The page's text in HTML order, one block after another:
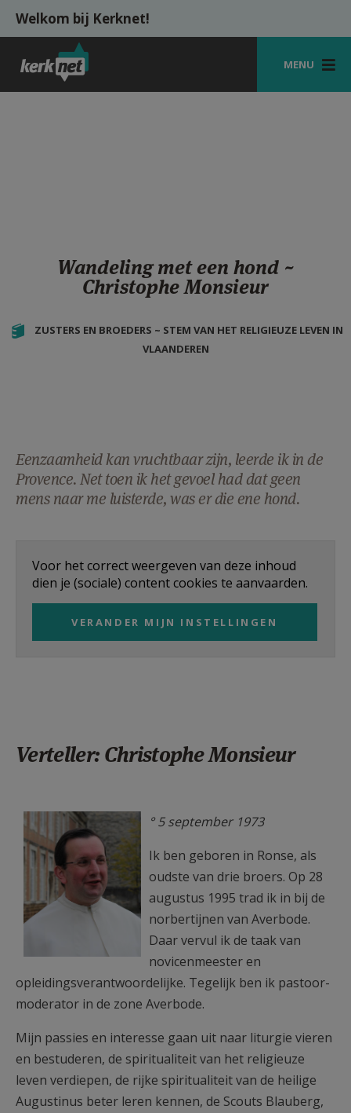
Overslaan en naar de inhoud gaan
Welkom bij Kerknet!
MENU
HULP
AANMELDEN OF REGISTREREN
Wandeling met een hond ~
Christophe Monsieur
ZUSTERS EN BROEDERS ~ STEM VAN HET RELIGIEUZE LEVEN IN
VLAANDEREN
Eenzaamheid kan vruchtbaar zijn, leerde ik in de
Provence. Net toen ik het gevoel had dat geen
mens naar me luisterde, was er die ene hond.
Voor het correct weergeven van deze inhoud
dien je (sociale) content cookies te aanvaarden.
VERANDER MIJN INSTELLINGEN
Verteller: Christophe Monsieur
IMG_3338.JPG ° 5 september 1973
Ik ben geboren in Ronse, als
oudste van drie broers. Op 28
augustus 1995 trad ik in bij de
norbertijnen van Averbode.
Daar vervul ik de taak van
novicenmeester en
opleidingsverantwoordelijke. Tegelijk ben ik pastoor-
moderator in de zone Averbode.
Mijn passies en interesse gaan uit naar liturgie vieren
en bestuderen, de spiritualiteit van het religieuze
leven verdiepen, de rijke spiritualiteit van de heilige
Augustinus beter leren kennen, de Scouts Blauberg,